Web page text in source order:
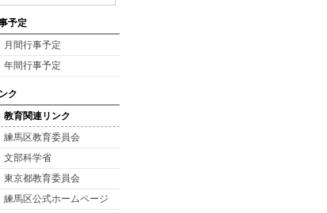
予定
月間行事予定
年間行事予定
ク
教育関連リンク
練馬区教育委員会
文部科学省
東京都教育委員会
練馬区公式ホームページ